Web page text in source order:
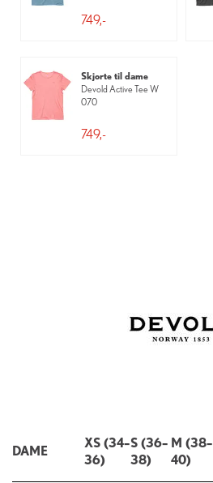
749,-
Skjorte til dame
Devold Active Tee W
070
749,-
DAME
XS (34–
36)
S (36–
38)
M (38–
40)